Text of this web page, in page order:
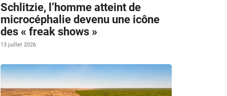
Schlitzie, l’homme atteint de
microcéphalie devenu une icône
des « freak shows »
13 juillet 2026